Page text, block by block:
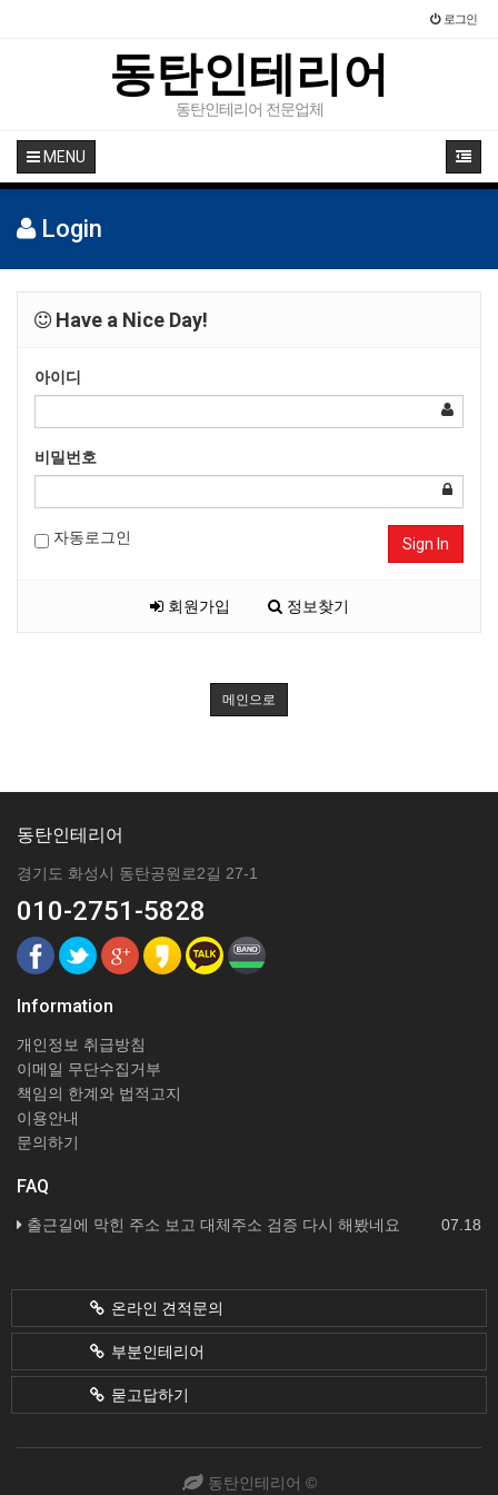
로그인
동탄인테리어
동탄인테리어 전문업체
MENU
Login
Have a Nice Day!
아이디
비밀번호
자동로그인 Sign In
회원가입 정보찾기
메인으로
동탄인테리어
경기도 화성시 동탄공원로2길 27-1
010-2751-5828
Information
개인정보 취급방침
이메일 무단수집거부
책임의 한계와 법적고지
이용안내
문의하기
FAQ
07.18
출근길에 막힌 주소 보고 대체주소 검증 다시 해봤네요
온라인 견적문의
부분인테리어
묻고답하기
동탄인테리어 ©